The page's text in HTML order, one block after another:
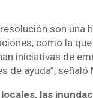
son una
como la
iniciativas de
de ayuda”, señaló
las